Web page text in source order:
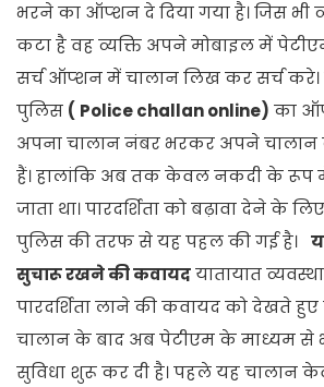
भरने का ऑप्शन दे दिया गया है। जिस भी
कटा है वह व्यक्ति अपने मोबाइल में
सर्च ऑप्शन में चालान लिख कर सर्च करे।
पुलिस ( Police challan online) का
अपना चालान नंबर भरकर अपने
हैं। हालांकि अब तक केवल नकदी के रूप में
जाता था। पारदर्शिता को बढ़ावा देने के
पुलिस की तरफ से यह पहल की गई है।
सुचारू रखने की कवायदयातायात
पारदर्शिता लाने की कवायद को देखते
चालान के बाद अब पेटीएम के माध्यम से
सुविधा शुरू कर दी है। पहले यह चालान